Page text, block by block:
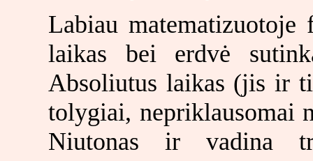
Labiau
laikas bei erdvė
Absoliutus laikas (jis ir
tolygiai, nepriklausomai
Niutonas ir vadina